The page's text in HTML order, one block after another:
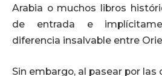
Arabia o muchos libros
de entrada e
diferencia insalvable entre
Sin embargo, al pasear por las